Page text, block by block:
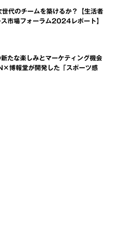
代のチームを築けるか？【生活者
市場フォーラム2024レポート】
たな楽しみとマーケティング機会
博報堂が開発した「スポーツ感